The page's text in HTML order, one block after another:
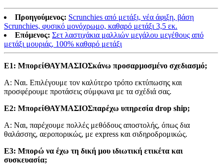
Προηγούμενος: Scrunchies από μετάξι, νέα άφιξη, βάση
Scrunchies, φυσικό μονόχρωμο, καθαρό μετάξι 3,5 εκ.
Επόμενος: Σετ λαστιχάκια μαλλιών μεγάλου μεγέθους από
μετάξι μουριάς, 100% καθαρό μετάξι
Ε1: ΜπορείΘΑΥΜΑΣΙΟΣκάνω προσαρμοσμένο σχεδιασμό;
Α: Ναι. Επιλέγουμε τον καλύτερο τρόπο εκτύπωσης και
προσφέρουμε προτάσεις σύμφωνα με τα σχέδιά σας.
Ε2: ΜπορείΘΑΥΜΑΣΙΟΣπαρέχω υπηρεσία drop ship;
Α: Ναι, παρέχουμε πολλές μεθόδους αποστολής, όπως δια
θαλάσσης, αεροπορικώς, με express και σιδηροδρομικώς.
Ε3: Μπορώ να έχω τη δική μου ιδιωτική ετικέτα και
συσκευασία;